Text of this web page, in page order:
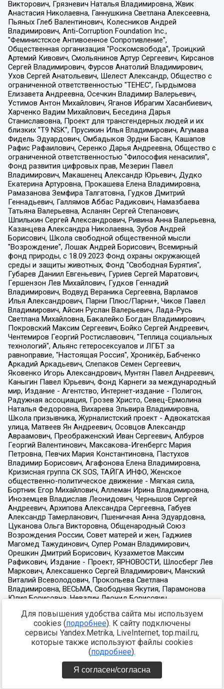
Для повышения удобства сайта мы используем
cookies (подробнее). К сайту подключены
сервисы Yandex.Metrika, LiveInternet, top.mail.ru,
которые также используют файлы cookies
(подробнее).
Я согласен/согласна